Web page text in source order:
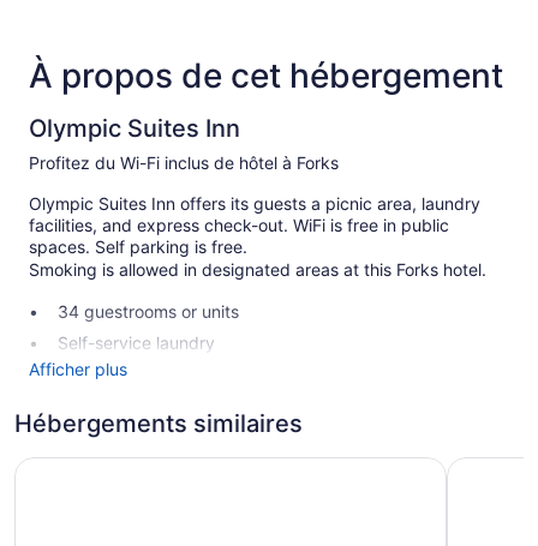
À propos de cet hébergement
Olympic Suites Inn
Profitez du Wi-Fi inclus de hôtel à Forks
Olympic Suites Inn offers its guests a picnic area, laundry
facilities, and express check-out. WiFi is free in public
spaces. Self parking is free.
Smoking is allowed in designated areas at this Forks hotel.
34 guestrooms or units
Self-service laundry
Front desk (limited hours)
Outdoor picnic space
Afficher plus
Hébergements similaires
The Forks Motel Town